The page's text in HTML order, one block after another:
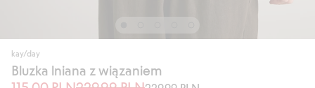
kay/day
Bluzka lniana z wiązaniem